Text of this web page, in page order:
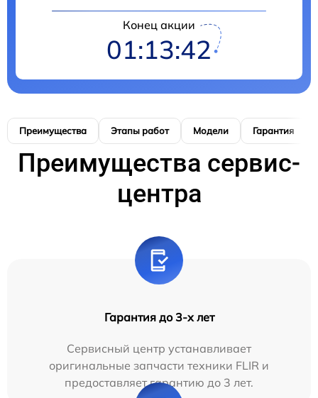
Конец акции
01:13:41
Преимущества Этапы работ Модели Гарантия
Преимущества сервис-
центра
Гарантия до 3-х лет
Сервисный центр устанавливает
оригинальные запчасти техники FLIR и
предоставляет гарантию до 3 лет.